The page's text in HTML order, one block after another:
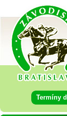
Termíny